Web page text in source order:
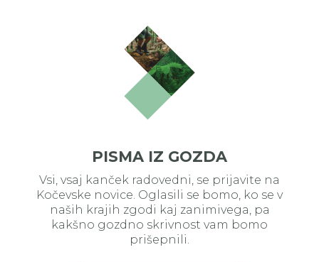
PISMA IZ GOZDA
Vsi, vsaj kanček radovedni, se prijavite na
Kočevske novice. Oglasili se bomo, ko se v
naših krajih zgodi kaj zanimivega, pa
kakšno gozdno skrivnost vam bomo
prišepnili.